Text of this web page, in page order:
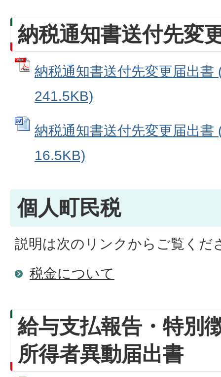
納税通知書送付先変
納税通知書送付先変更届出書
241.5KB)
納税通知書送付先変更届出書
16.5KB)
個人町民税
説明は次のリンクからご覧くだ
税金について
給与支払報告・特別
所得者異動届出書